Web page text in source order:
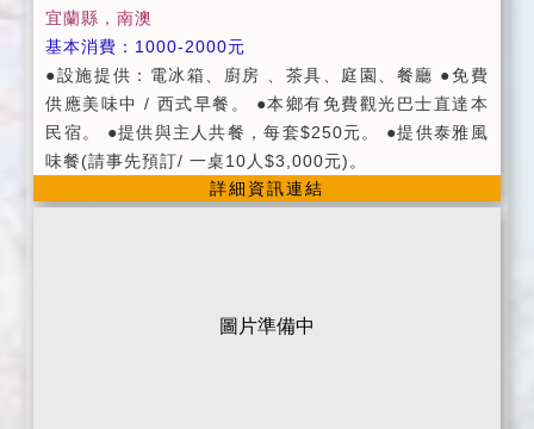
宜蘭縣，南澳
基本消費：1000-2000元
●設施提供：電冰箱、廚房 、茶具、庭園、餐廳 ●免費
供應美味中 / 西式早餐。 ●本鄉有免費觀光巴士直達本
民宿。 ●提供與主人共餐，每套$250元。 ●提供泰雅風
味餐(請事先預訂/ 一桌10人$3,000元)。
詳細資訊連結
圖片準備中